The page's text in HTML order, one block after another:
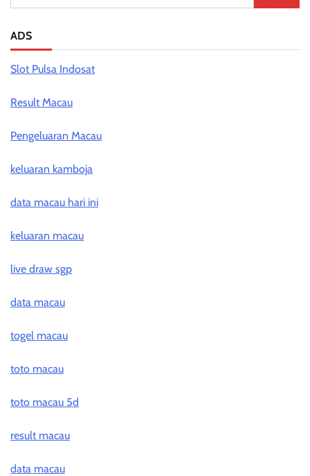
for:
ADS
Slot Pulsa Indosat
Result Macau
Pengeluaran Macau
keluaran kamboja
data macau hari ini
keluaran macau
live draw sgp
data macau
togel macau
toto macau
toto macau 5d
result macau
data macau